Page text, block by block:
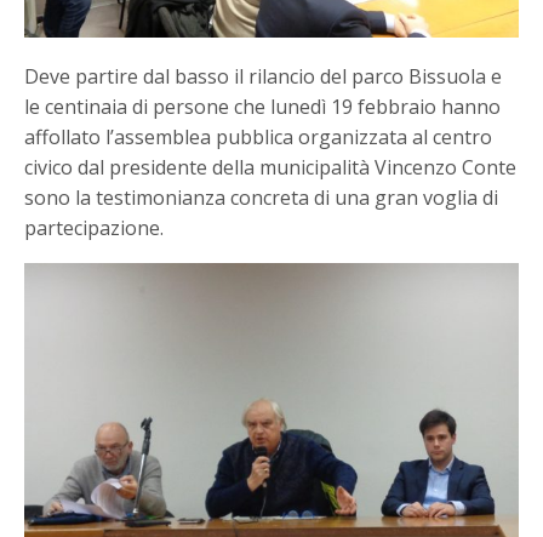
Deve partire dal basso il rilancio del parco Bissuola e
le centinaia di persone che lunedì 19 febbraio hanno
affollato l’assemblea pubblica organizzata al centro
civico dal presidente della municipalità Vincenzo Conte
sono la testimonianza concreta di una gran voglia di
partecipazione.